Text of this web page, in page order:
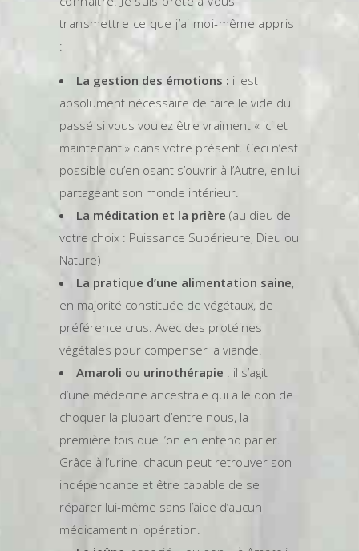
transmettre ce que j’ai moi-même appris
:
La gestion des émotions : il est
absolument nécessaire de faire le vide du
passé si vous voulez être vraiment « ici et
maintenant » dans votre présent. Ceci n’est
possible qu’en osant s’ouvrir à l’Autre, en lui
partageant son monde intérieur.
La méditation et la prière (au dieu de
votre choix : Puissance Supérieure, Dieu ou
Nature)
La pratique d’une alimentation saine,
en majorité constituée de végétaux, de
préférence crus. Avec des protéines
végétales pour compenser la viande.
Amaroli ou urinothérapie : il s’agit
d’une médecine ancestrale qui a le don de
choquer la plupart d’entre nous, la
première fois que l’on en entend parler.
Grâce à l’urine, chacun peut retrouver son
indépendance et être capable de se
réparer lui-même sans l’aide d’aucun
médicament ni opération.